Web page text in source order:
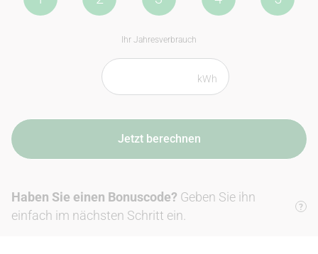
Ihr Jahresverbrauch
kWh
Haben Sie einen Bonuscode? Geben Sie ihn
einfach im nächsten Schritt ein.